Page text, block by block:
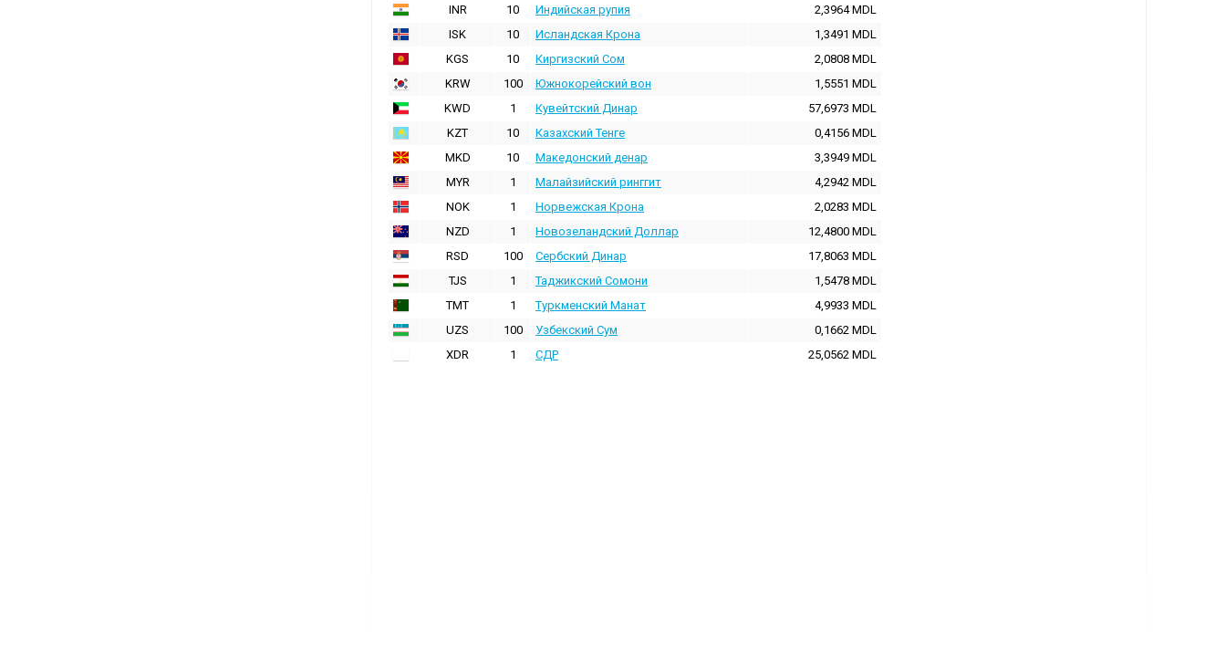
INR
10 Индийская pупия 2,3964MDL
ISK
10 Исландская Крона 1,3491 MDL
KGS
10 Киргизский Сом 2,0808 MDL
KRW
100 Южнокорейский вон 1,5551 MDL
KWD
1 Кувейтский Динар 57,6973 MDL
KZT
10 Казахский Тенге 0,4156 MDL
MKD
10 Македонский денар 3,3949 MDL
MYR
1 Малайзийский ринггит 4,2942 MDL
NOK
1 Норвежская Крона 2,0283 MDL
NZD
1 Новозеландский Доллар 12,4800 MDL
RSD
100 Сербский Динар 17,8063 MDL
TJS
1 Таджикский Сомони 1,5478 MDL
TMT
1 Туркменский Манат 4,9933 MDL
UZS
100 Узбекский Сум 0,1662 MDL
XDR
1 СДР 25,0562 MDL